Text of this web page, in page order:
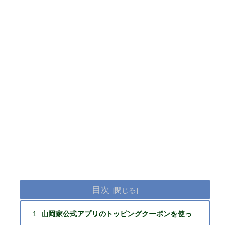
目次
山岡家公式アプリのトッピングクーポンを使っ